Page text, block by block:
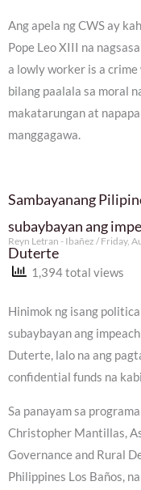
Ang apela ng CWS ay
Pope Leo XIII na
a lowly worker is a crime
bilang paalala sa moral
makatarungan at
manggagawa.
Sambayanang
subaybayan ang
Duterte
Reyn Letran - Ibañez Friday,
1,394 total views
Hinimok ng isang
subaybayan ang
Duterte, lalo na ang
confidential funds na
Sa panayam sa
Christopher Mantillas,
Governance and Rural
Philippines Los Baños,